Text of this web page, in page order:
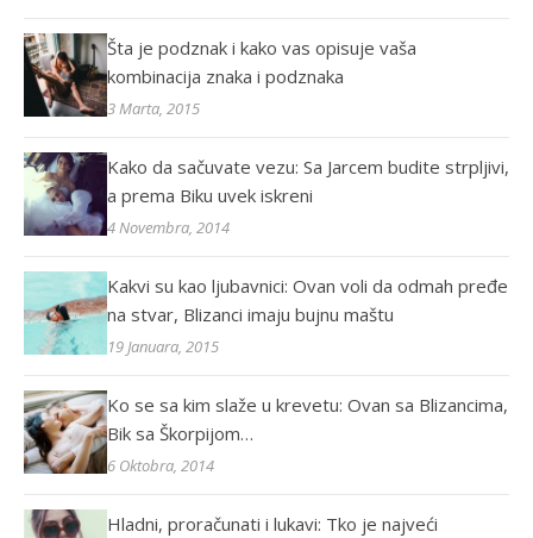
Šta je podznak i kako vas opisuje vaša
kombinacija znaka i podznaka
3 Marta, 2015
Kako da sačuvate vezu: Sa Jarcem budite strpljivi,
a prema Biku uvek iskreni
4 Novembra, 2014
Kakvi su kao ljubavnici: Ovan voli da odmah pređe
na stvar, Blizanci imaju bujnu maštu
19 Januara, 2015
Ko se sa kim slaže u krevetu: Ovan sa Blizancima,
Bik sa Škorpijom…
6 Oktobra, 2014
Hladni, proračunati i lukavi: Tko je najveći